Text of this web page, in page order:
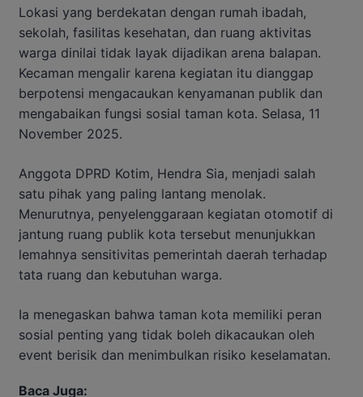
Lokasi yang berdekatan dengan rumah ibadah,
sekolah, fasilitas kesehatan, dan ruang aktivitas
warga dinilai tidak layak dijadikan arena balapan.
Kecaman mengalir karena kegiatan itu dianggap
berpotensi mengacaukan kenyamanan publik dan
mengabaikan fungsi sosial taman kota. Selasa, 11
November 2025.
Anggota DPRD Kotim, Hendra Sia, menjadi salah
satu pihak yang paling lantang menolak.
Menurutnya, penyelenggaraan kegiatan otomotif di
jantung ruang publik kota tersebut menunjukkan
lemahnya sensitivitas pemerintah daerah terhadap
tata ruang dan kebutuhan warga.
Ia menegaskan bahwa taman kota memiliki peran
sosial penting yang tidak boleh dikacaukan oleh
event berisik dan menimbulkan risiko keselamatan.
Baca Juga: